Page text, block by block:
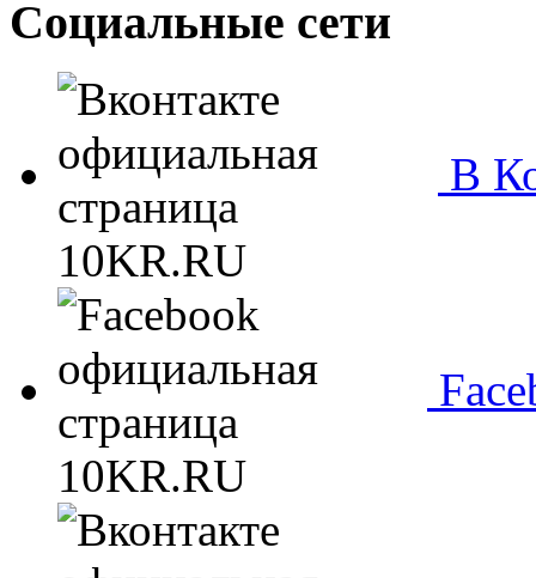
Социальные сети
В